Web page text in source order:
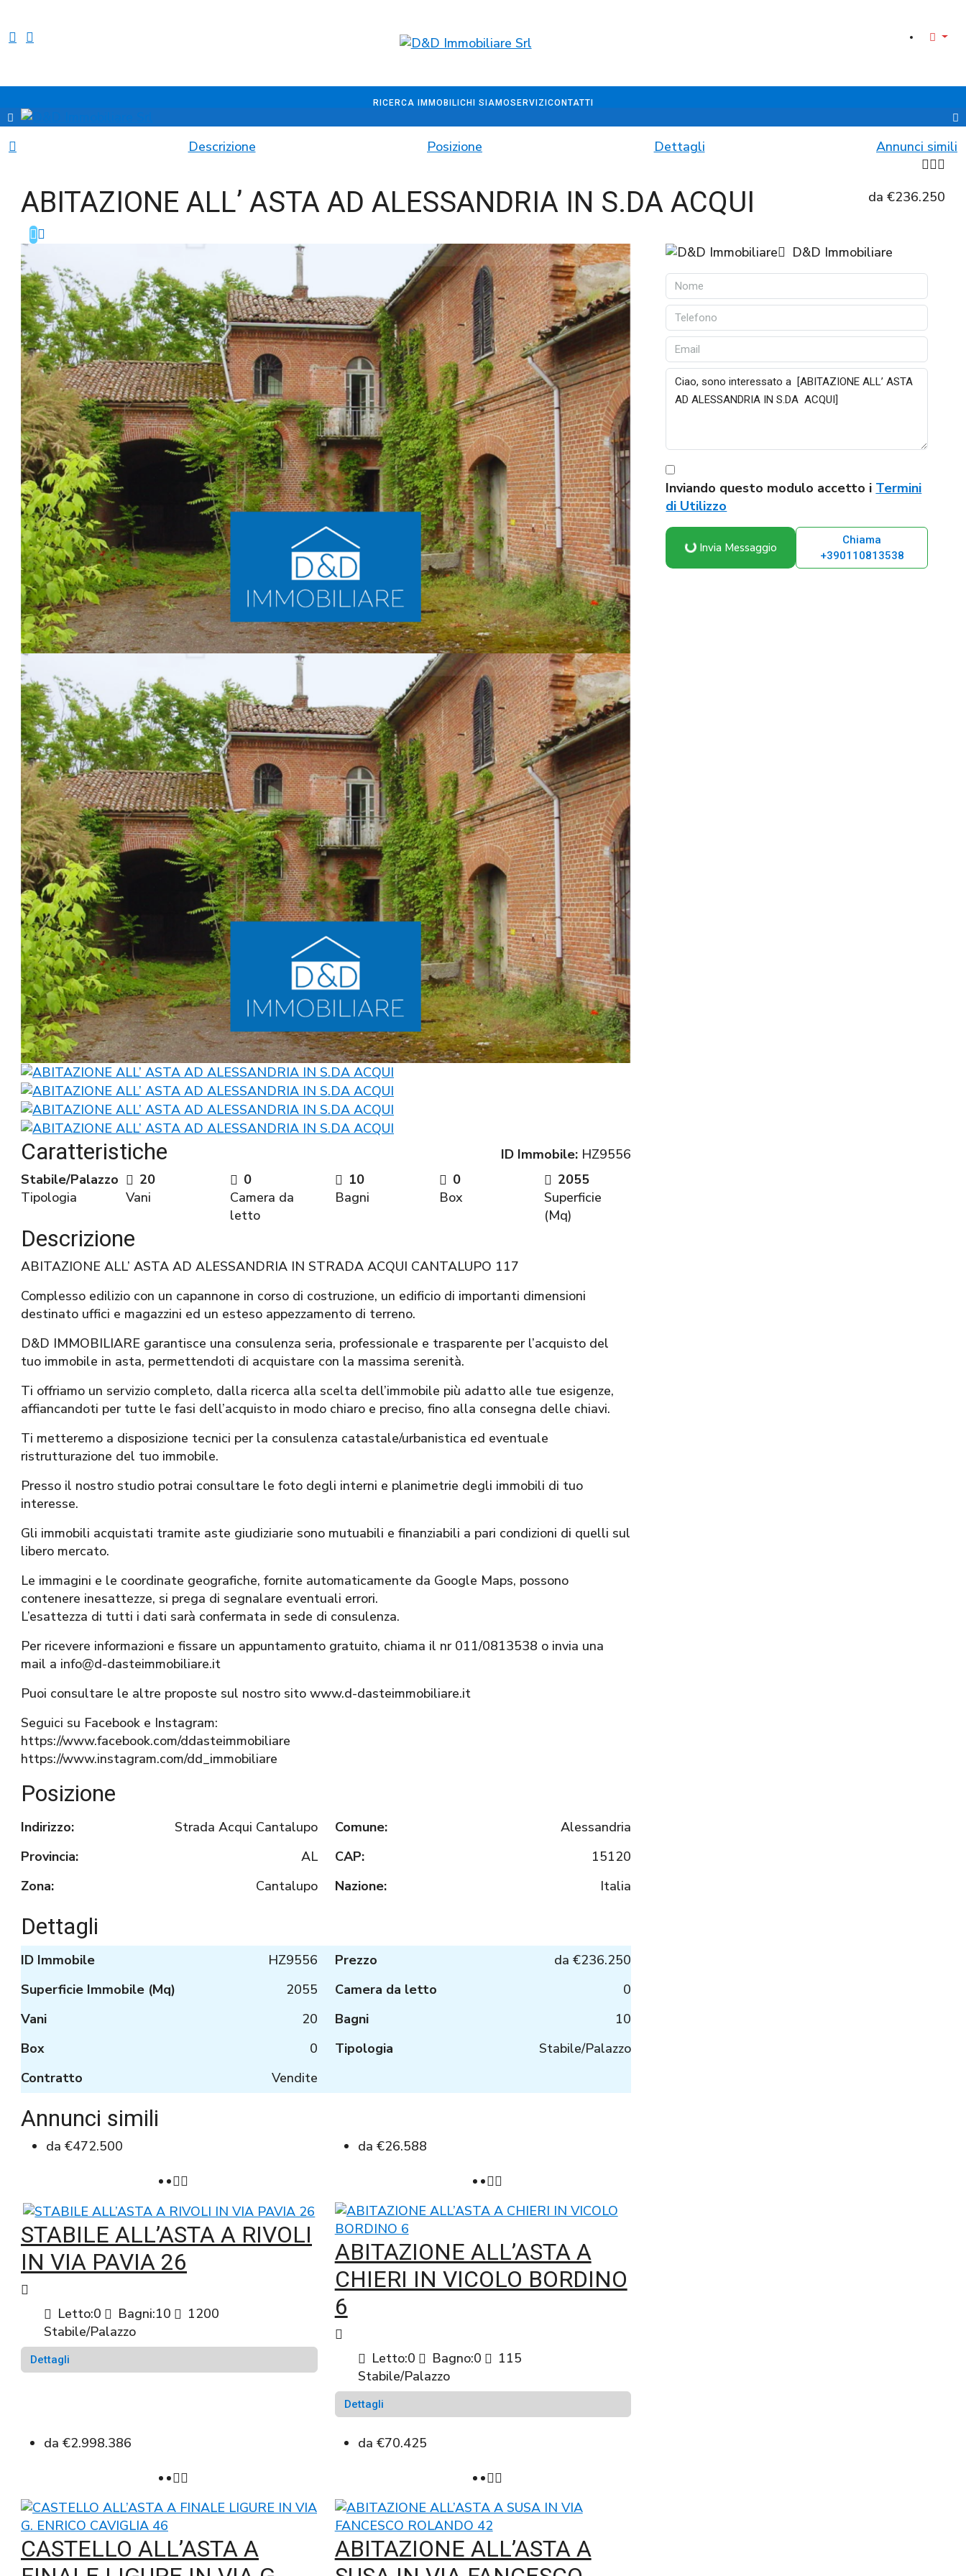
RICERCA IMMOBILI CHI SIAMOSERVIZI CONTATTI
Descrizione Posizione Dettagli Annunci simili
ABITAZIONE ALL’ ASTA AD ALESSANDRIA IN S.DA ACQUI da €236.250
Caratteristiche ID Immobile: HZ9556
Stabile/Palazzo
Tipologia
20
Vani
0
Camera da
letto
10
Bagni
0
Box
2055
Superficie
(Mq)
Descrizione
ABITAZIONE ALL’ ASTA AD ALESSANDRIA IN STRADA ACQUI CANTALUPO 117
Complesso edilizio con un capannone in corso di costruzione, un edificio di importanti dimensioni
destinato uffici e magazzini ed un esteso appezzamento di terreno.
D&D IMMOBILIARE garantisce una consulenza seria, professionale e trasparente per l’acquisto del
tuo immobile in asta, permettendoti di acquistare con la massima serenità.
Ti offriamo un servizio completo, dalla ricerca alla scelta dell’immobile più adatto alle tue esigenze,
affiancandoti per tutte le fasi dell’acquisto in modo chiaro e preciso, fino alla consegna delle chiavi.
Ti metteremo a disposizione tecnici per la consulenza catastale/urbanistica ed eventuale
ristrutturazione del tuo immobile.
Presso il nostro studio potrai consultare le foto degli interni e planimetrie degli immobili di tuo
interesse.
Gli immobili acquistati tramite aste giudiziarie sono mutuabili e finanziabili a pari condizioni di quelli sul
libero mercato.
Le immagini e le coordinate geografiche, fornite automaticamente da Google Maps, possono
contenere inesattezze, si prega di segnalare eventuali errori.
L’esattezza di tutti i dati sarà confermata in sede di consulenza.
Per ricevere informazioni e fissare un appuntamento gratuito, chiama il nr 011/0813538 o invia una
mail a info@d-dasteimmobiliare.it
Puoi consultare le altre proposte sul nostro sito www.d-dasteimmobiliare.it
Seguici su Facebook e Instagram:
https://www.facebook.com/ddasteimmobiliare
https://www.instagram.com/dd_immobiliare
Posizione
Indirizzo: Strada Acqui Cantalupo Comune:
Alessandria
Provincia:
AL CAP:
15120
Zona:
Cantalupo Nazione: Italia
Dettagli
ID Immobile HZ9556 Prezzo da €236.250
Superficie Immobile (Mq)
2055 Camera da letto
0
Vani
20 Bagni
10
Box
0 Tipologia
Stabile/Palazzo
Contratto
Vendite
Annunci simili
da€472.500
STABILE ALL’ASTA A RIVOLI
IN VIA PAVIA 26
Letto:0 Bagni:10
1200
Stabile/Palazzo
Dettagli
da €26.588
ABITAZIONE ALL’ASTA A
CHIERI IN VICOLO BORDINO
6
Letto:0 Bagno:0
115
Stabile/Palazzo
Dettagli
da €2.998.386
CASTELLO ALL’ASTA A
da €70.425
ABITAZIONE ALL’ASTA A
D&D Immobiliare
Inviando questo modulo accetto i Termini
di Utilizzo
Invia Messaggio
Chiama
+390110813538